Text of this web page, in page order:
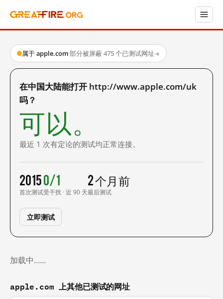
属于 apple.com·部分被屏蔽·475 个已测试网址→
在中国大陆能打开 http://www.apple.com/uk
吗？
可以。
最近 1 次有定论的测试均正常连接。
2015
首次测试
0/1
受干扰 · 近 90 天
2 个月前
最后测试
立即测试
加载中……
apple.com 上其他已测试的网址